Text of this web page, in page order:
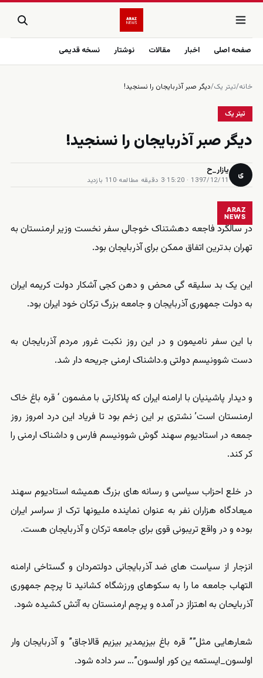
صفحه اصلی اخبار مقالات نوشتار نسخه قدیمی
خانه/تیتر یک/دیگر صبر آذربایجان را نسنجید!
تیتر یک
دیگر صبر آذربایجان را نسنجید!
ی یازار_ح
1397/12/11 · 15:20
·3 دقیقه مطالعه ·110 بازدید
ARAZ
NEWS
در سالگرد فاجعه دهشتناک خوجالی سفر نخست وزیر ارمنستان به
تهران بدترین اتفاق ممکن برای آذربایجان بود.
این یک بد سلیقه گی محض و دهن کجی آشکار دولت کریمه ایران
به دولت جمهوری آذربایجان و جامعه بزرگ ترکان خود ایران بود.
با این سفر نامیمون و در این روز نکبت غرور مردم آذربایجان به
دست شوونیسم دولتی و.داشناک ارمنی جریحه دار شد.
و دیدار پاشینیان با ارامنه ایران که پلاکارتی با مضمون ‘ قره باغ خاک
ارمنستان است’ نشتری بر این زخم بود تا فریاد این درد امروز روز
جمعه در استادیوم سهند گوش شوونیسم فارس و داشناک ارمنی را
کر کند.
در خلع احزاب سیاسی و رسانه های بزرگ همیشه استادیوم سهند
میعادگاه هزاران نفر به عنوان نماینده ملیونها ترک از سراسر ایران
بوده و در واقع تریبونی قوی برای جامعه ترکان و آذربایجان هست.
انزجار از سیاست های ضد آذربایجانی دولتمردان و گستاخی ارامنه
التهاب جامعه ما را به سکوهای ورزشگاه کشانید تا پرچم جمهوری
آذربایحان به اهتزاز در آمده و پرچم ارمنستان به آتش کشیده شود.
شعارهایی مثل”” قره باغ بیزیمدیر بیزیم قالاجاق” و آذربایجان وار
اولسون_ایستمه ین کور اولسون”… سر داده شود.